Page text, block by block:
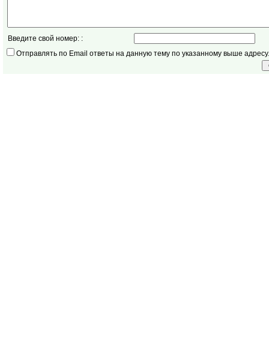
Введите свой номер: :
Отправлять по Email ответы на данную тему по указанному выше адресу.